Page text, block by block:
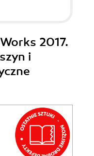
2017.
i